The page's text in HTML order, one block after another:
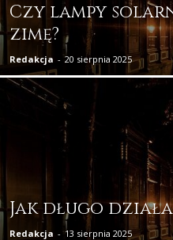
Czy lampy
zimę?
Redakcja - 20 sierpnia 2025
Jak długo
Redakcja - 13 sierpnia 2025